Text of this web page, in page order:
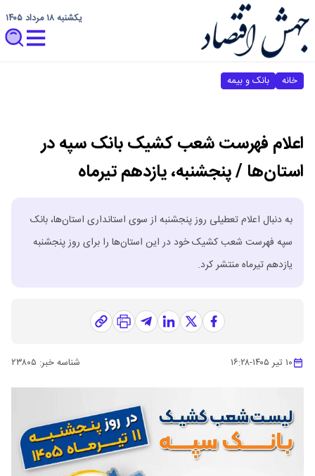
یکشنبه ۱۸ مرداد ۱۴۰۵
خانه بانک و بیمه
اعلام فهرست شعب کشیک بانک سپه در
استان‌ها / پنجشنبه، یازدهم تیرماه
به دنبال اعلام تعطیلی روز پنجشنبه از سوی استانداری استان‌ها، بانک
سپه فهرست شعب کشیک خود در این استان‌ها را برای روز پنجشنبه
یازدهم تیرماه منتشر کرد.
۱۰ تیر ۱۴۰۵ -۱۶:۲۸ شناسه خبر: ۲۳۸۰۵